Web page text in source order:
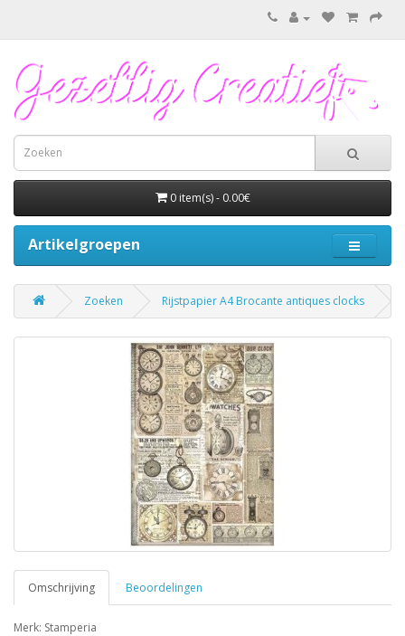
0 item(s) - 0.00€
Artikelgroepen
Zoeken Rijstpapier A4 Brocante antiques clocks
Omschrijving Beoordelingen
Merk: Stamperia